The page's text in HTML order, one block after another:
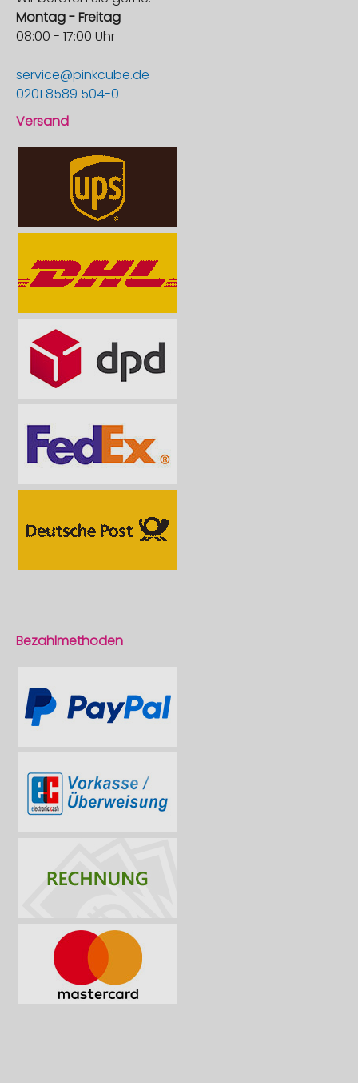
Montag - Freitag
08:00 - 17:00 Uhr
service@pinkcube.de
0201 8589 504-0
Versand
Bezahlmethoden